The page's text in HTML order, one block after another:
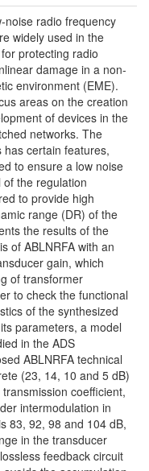
noise radio frequency
widely used in the
protecting radio
damage in a non-
environment (EME).
areas on the creation
of devices in the
networks. The
certain features,
to ensure a low noise
the regulation
to provide high
range (DR) of the
the results of the
of ABLNRFA with an
gain, which
of transformer
to check the functional
of the synthesized
parameters, a model
in the ADS
ABLNRFA technical
(23, 14, 10 and 5 dB)
coefficient,
intermodulation in
83, 92, 98 and 104 dB,
in the transducer
feedback circuit